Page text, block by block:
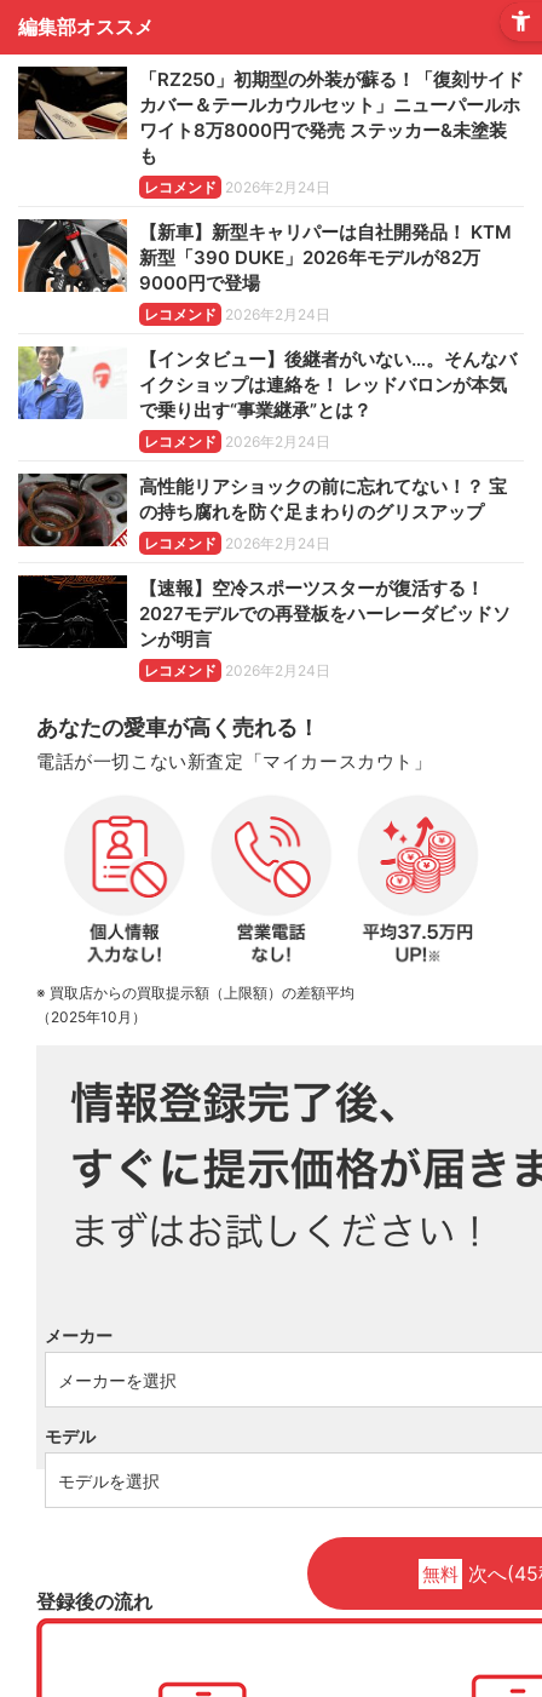
編集部オススメ
「RZ250」初期型の外装が蘇る！「復刻サイド
カバー＆テールカウルセット」ニューパールホ
ワイト8万8000円で発売 ステッカー&未塗装
も
レコメンド 2026年2月24日
【新車】新型キャリパーは自社開発品！ KTM
新型「390 DUKE」2026年モデルが82万
9000円で登場
レコメンド 2026年2月24日
【インタビュー】後継者がいない…。そんなバ
イクショップは連絡を！ レッドバロンが本気
で乗り出す“事業継承”とは？
レコメンド 2026年2月24日
高性能リアショックの前に忘れてない！？ 宝
の持ち腐れを防ぐ足まわりのグリスアップ
レコメンド 2026年2月24日
【速報】空冷スポーツスターが復活する！
2027モデルでの再登板をハーレーダビッドソ
ンが明言
レコメンド 2026年2月24日
あなたの愛車が高く売れる！
電話が一切こない新査定「マイカースカウト」
※ 買取店からの買取提示額（上限額）の差額平均
（2025年10月）
メーカー
モデル
無料 次へ
登録後の流れ